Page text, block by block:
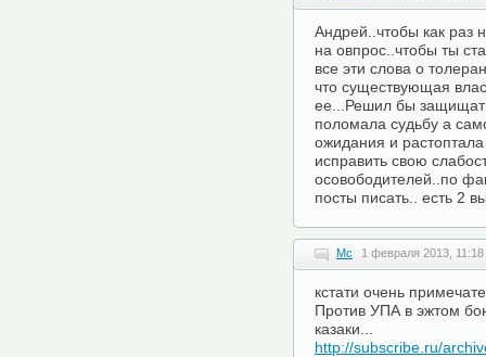
Андрей..чтобы как раз
на овпрос..чтобы ты
все эти слова о
что существующая
ее...Решил бы
поломала судьбу а
ожидания и
исправить свою
осовободителей..по
посты писать.. есть 2
Mc 1 февраля 2013, 11:18
кстати очень
Против УПА в эжтом
казаки...
http://subscribe.ru/